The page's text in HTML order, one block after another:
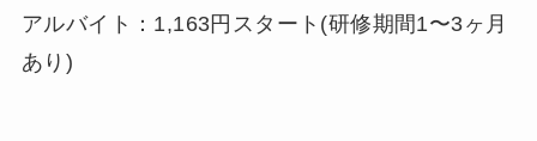
アルバイト：1,163円スタート(研修期間1〜3ヶ月
あり)